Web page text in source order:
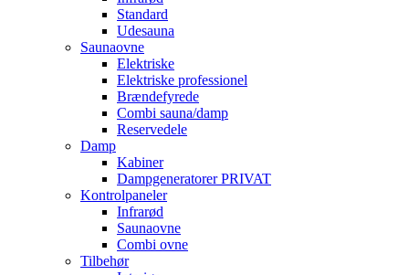
Standard
Udesauna
Saunaovne
Elektriske
Elektriske professionel
Brændefyrede
Combi sauna/damp
Reservedele
Damp
Kabiner
Dampgeneratorer PRIVAT
Kontrolpaneler
Infrarød
Saunaovne
Combi ovne
Tilbehør